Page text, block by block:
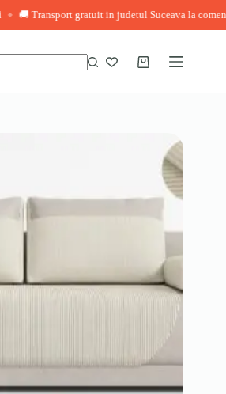
🚚 Transport gratuit in judetul Suceava la comenzi
Coș